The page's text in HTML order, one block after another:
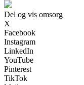
Del og vis omsorg
X
Facebook
Instagram
LinkedIn
YouTube
Pinterest
TikTok